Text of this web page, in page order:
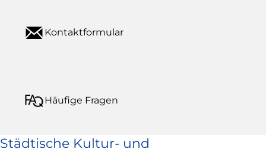
Kontaktformular
Häufige Fragen
Städtische Kultur- und